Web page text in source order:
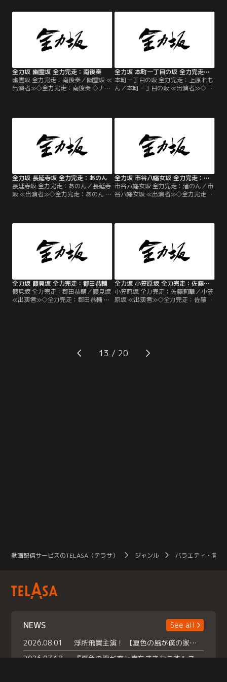
全力坂 幽霊坂 全力完走：南後奏
幽霊坂 全力完走：南後奏／幽霊坂 ≪
出演者≫◇全力完走：南後奏 ◇ナレ
全力坂 本町一丁目の坂 全力完走：上原れもん
本町一丁目の坂 全力完走：上原れも
ん／本町一丁目の坂 ≪出演者≫◇全
全力坂 長延寺坂 全力完走：あのん
長延寺坂 全力完走：あのん／長延寺
坂 ≪出演者≫◇全力完走：あのん ◇
全力坂 市谷八幡女坂 全力完走：渚のん
市谷八幡女坂 全力完走：渚のん／市
谷八幡女坂 ≪出演者≫◇全力完走：
全力坂 葭見坂 全力完走：郡田恭輔
葭見坂 全力完走：郡田恭輔／葭見坂
≪出演者≫◇全力完走：郡田恭輔 ◇
全力坂 小笠原坂 全力完走：佐藤莉華
小笠原坂 全力完走：佐藤莉華／小笠
原坂 ≪出演者≫◇全力完走：佐藤莉
13
動画配信サービスのTELASA（テラサ） ジャンル バラエティ・音楽
NEWS
See all
2026.08.01
浮所飛貴主演！ 【夏色の風が僕の家にやってきた】 本日よりテラサで独占配信スタート！
2026.07.18
『夏色の雲が恋と嵐をまきおこす』スペシャルメイキング 【Part1】2026年７月18日（土）23時30分～配信スタート！話題のシーンの裏側を大公開！豪華キャスト大集合！ 『武宮家 真夏の家族会議』開催！